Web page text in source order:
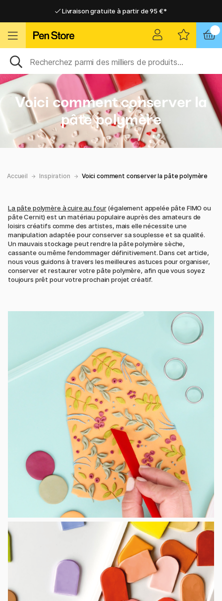
Livraison gratuite à partir de 95 €*
Livraison domicile ou point relais
Livraison gratuite à partir de 95 €*
Livraison domicile ou point relais
Voici comment conserver la
pâte polymère
Accueil Inspiration Voici comment conserver la pâte polymère
La pâte polymère à cuire au four(également appelée pâte FIMO ou
pâte Cernit) est un matériau populaire auprès des amateurs de
loisirs créatifs comme des artistes, mais elle nécessite une
manipulation adaptée pour conserver sa souplesse et sa qualité.
Un mauvais stockage peut rendre la pâte polymère sèche,
cassante ou même l’endommager définitivement. Dans cet article,
nous vous guidons à travers les meilleures astuces pour organiser,
conserver et restaurer votre pâte polymère, afin que vous soyez
toujours prêt pour votre prochain projet créatif.